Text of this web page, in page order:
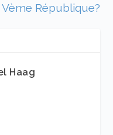
Vème République?
Haag